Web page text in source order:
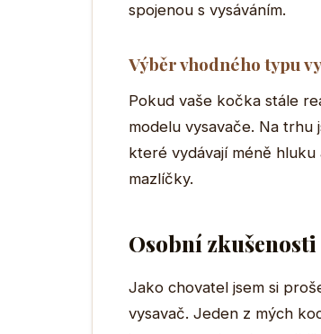
spojenou s vysáváním.
Výběr vhodného typu
Pokud vaše kočka stále
modelu vysavače. Na trhu
které vydávají méně hluku
mazlíčky.
Osobní
Jako chovatel jsem si
vysavač. Jeden z mých